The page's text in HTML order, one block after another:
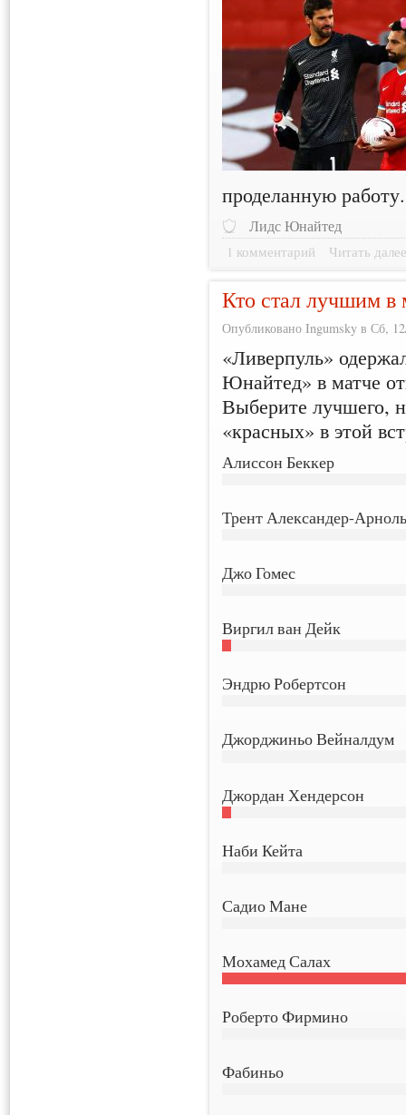
проделанную работу.
Лидс Юнайтед
1 комментарий Читать
Кто стал лучшим в
Опубликовано Ingumsky в Сб,
«Ливерпуль»
Юнайтед» в матче
Выберите лучшего,
«красных» в этой
Алиссон Беккер
Трент Александер-
Джо Гомес
Виргил ван Дейк
Эндрю Робертсон
Джорджиньо Вейналдум
Джордан Хендерсон
Наби Кейта
Садио Мане
Мохамед Салах
Роберто Фирмино
Фабиньо